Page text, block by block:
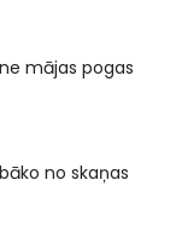
mājas pogas
no skaņas